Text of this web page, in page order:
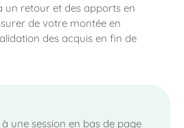
un retour et des apports en
de votre montée en
des acquis en fin de
une session en bas de page